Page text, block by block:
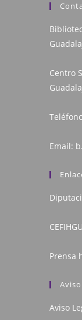
Centro
Email:
CEFIHGU
Prensa
Aviso